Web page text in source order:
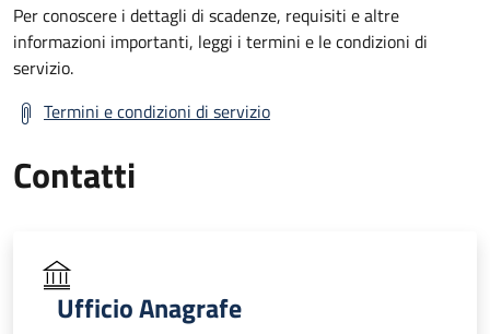
Per conoscere i dettagli di scadenze, requisiti e altre
informazioni importanti, leggi i termini e le condizioni di
servizio.
Termini e condizioni di servizio
Contatti
Ufficio Anagrafe